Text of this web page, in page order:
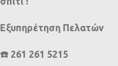
Εξυπηρέτηση Πελατών
☎️ 261 261 5215